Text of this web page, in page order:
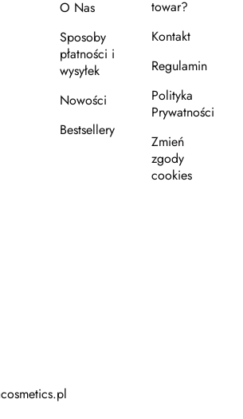
O Nas
Sposoby
płatności i
wysyłek
Nowości
Bestsellery
towar?
Kontakt
Regulamin
Polityka
Prywatności
Zmień
zgody
cookies